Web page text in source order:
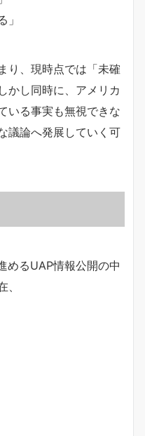
」
り、現時点では「未確
かし同時に、アメリカ
いる事実も無視できな
議論へ発展していく可
めるUAP情報公開の中